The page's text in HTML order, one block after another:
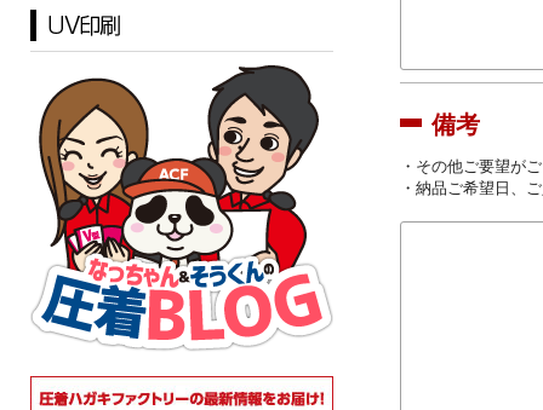
備考
・その他ご要望が
・納品ご希望日、